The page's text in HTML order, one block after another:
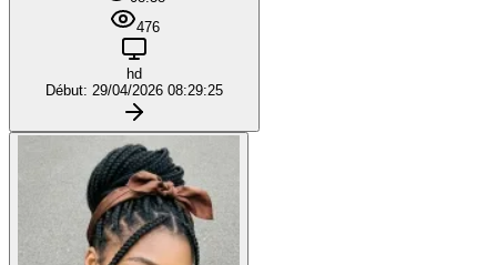
476
hd
Début: 29/04/2026 08:29:25